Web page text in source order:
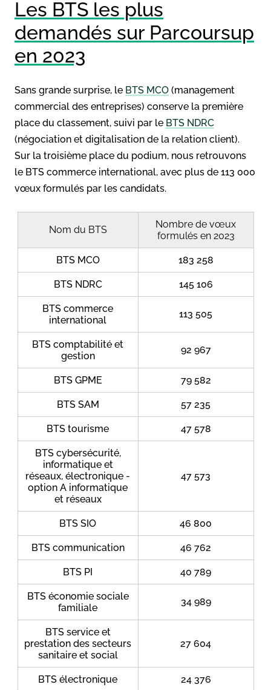
Les BTS les plus
demandés sur Parcoursup
en 2023
Sans grande surprise, le BTS MCO (management
commercial des entreprises) conserve la première
place du classement, suivi par le BTS NDRC
(négociation et digitalisation de la relation client).
Sur la troisième place du podium, nous retrouvons
le BTS commerce international, avec plus de 113 000
vœux formulés par les candidats.
Nom du BTS
Nombre de vœux
formulés en 2023
BTS MCO 183 258
BTS NDRC 145 106
BTS commerce
international
113 505
BTS comptabilité et
gestion
92 967
BTS GPME 79 582
BTS SAM 57 235
BTS tourisme 47 578
BTS cybersécurité,
informatique et
réseaux, électronique -
option A informatique
et réseaux
47 573
BTS SIO 46 800
BTS communication 46 762
BTS PI 40 789
BTS économie sociale
familiale
34 989
BTS service et
prestation des secteurs
sanitaire et social
27 604
BTS électronique 24 376